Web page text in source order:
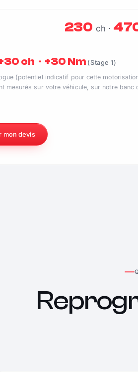
230 ch ·
ch · +30 Nm (Stage 1)
(potentiel indicatif pour cette
mesurés sur votre véhicule, sur notre banc
mon devis